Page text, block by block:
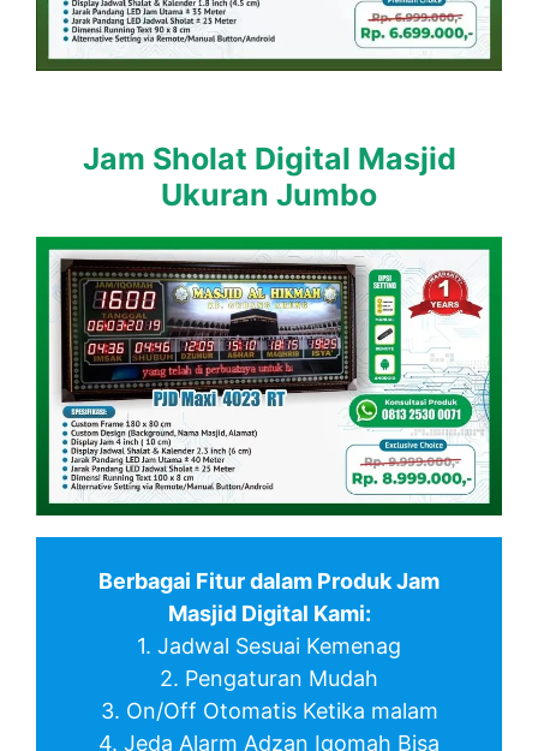
Jam Sholat Digital Masjid
Ukuran Jumbo
Berbagai Fitur dalam Produk Jam
Masjid Digital Kami:
1. Jadwal Sesuai Kemenag
2. Pengaturan Mudah
3. On/Off Otomatis Ketika malam
4. Jeda Alarm Adzan Iqomah Bisa